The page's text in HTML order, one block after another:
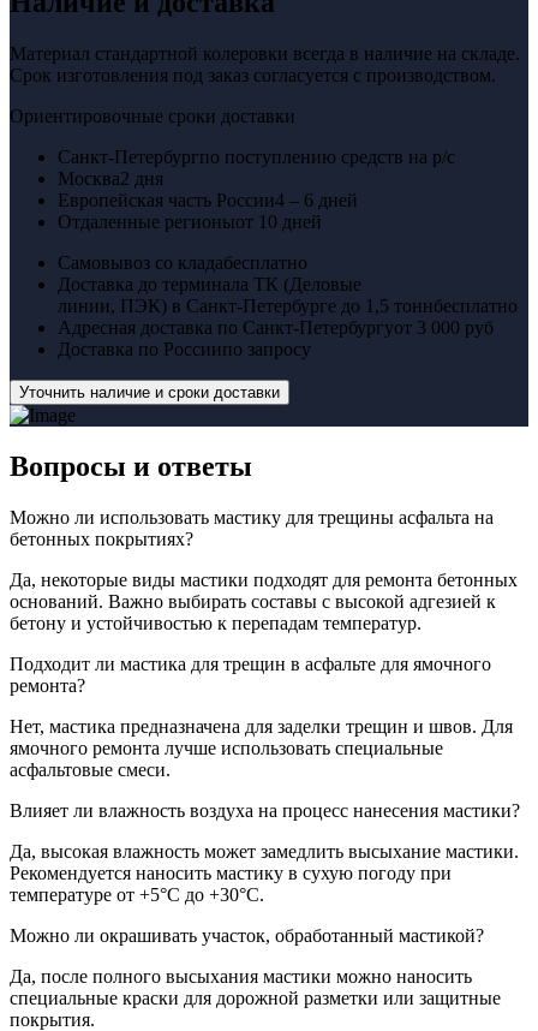
Материал стандартной колеровки всегда в наличие на складе.
Срок изготовления под заказ согласуется с производством.
Ориентировочные сроки доставки
Санкт-Петербургпо поступлению средств на р/с
Москва2 дня
Европейская часть России4 – 6 дней
Отдаленные регионыот 10 дней
Самовывоз со кладабесплатно
Доставка до терминала ТК (Деловые
линии, ПЭК) в Санкт-Петербурге до 1,5 тоннбесплатно
Адресная доставка по Санкт-Петербургуот 3 000 руб
Доставка по Россиипо запросу
Уточнить наличие и сроки доставки
Вопросы и ответы
Можно ли использовать мастику для трещины асфальта на
бетонных покрытиях?
Да, некоторые виды мастики подходят для ремонта бетонных
оснований. Важно выбирать составы с высокой адгезией к
бетону и устойчивостью к перепадам температур.
Подходит ли мастика для трещин в асфальте для ямочного
ремонта?
Нет, мастика предназначена для заделки трещин и швов. Для
ямочного ремонта лучше использовать специальные
асфальтовые смеси.
Влияет ли влажность воздуха на процесс нанесения мастики?
Да, высокая влажность может замедлить высыхание мастики.
Рекомендуется наносить мастику в сухую погоду при
температуре от +5°C до +30°C.
Можно ли окрашивать участок, обработанный мастикой?
Да, после полного высыхания мастики можно наносить
специальные краски для дорожной разметки или защитные
покрытия.